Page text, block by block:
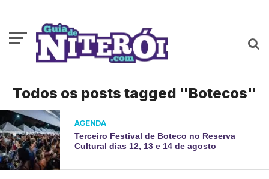
Todos os posts tagged "Botecos"
AGENDA
Terceiro Festival de Boteco no Reserva
Cultural dias 12, 13 e 14 de agosto